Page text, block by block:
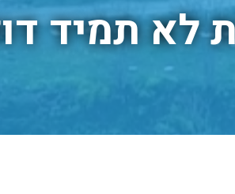
לא תמיד